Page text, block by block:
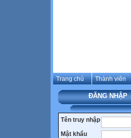
Trang chủ Thành viên
ĐĂNG NHẬP
Tên truy nhập
Mật khẩu